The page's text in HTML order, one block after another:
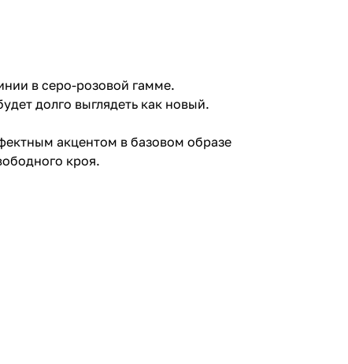
в серо-розовой гамме.
долго выглядеть как новый.
акцентом в базовом образе
кроя.